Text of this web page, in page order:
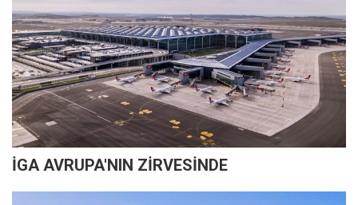
İGA AVRUPA'NIN ZİRVESİNDE